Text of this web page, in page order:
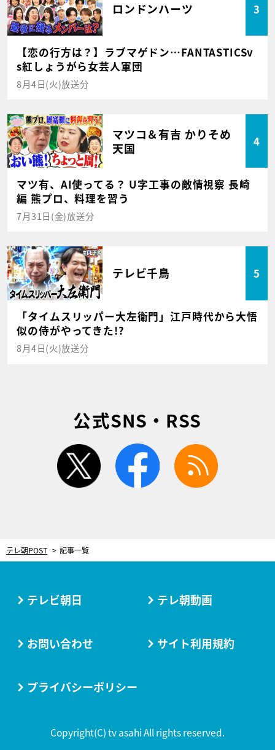
ロンドンハーツ 3
【恋の行方は？】ラブマゲドン…FANTASTICSv
s紅しょうがら女芸人軍団
8月4日(火)放送分
マツコ＆有吉 かりそめ
天国
4
マツ有、AI使ってる？ U字工事の敵情視察 長崎
編 熊プロ、料理を習う
7月31日(金)放送分
テレビ千鳥 5
「タイムスリッパー大左衛門」江戸時代から大悟
似の侍がやってきた!?
8月4日(火)放送分
公式SNS・RSS
twitter facebook
テレ朝POST 記事一覧
テレビ朝日 テレ朝動画
お問い合わせ サイト利用規約
プライバシーポリシー
Copyright(C) tv asahi All rights reserved.